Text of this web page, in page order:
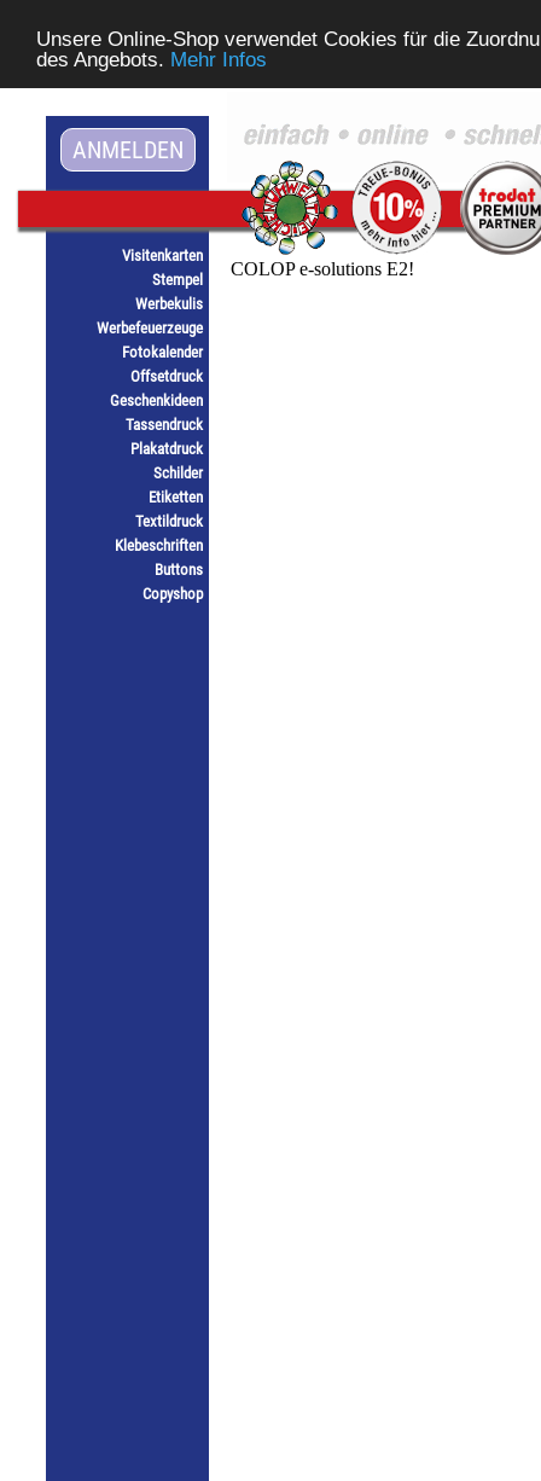
Unsere Online-Shop verwendet Cookies für die
des Angebots. Mehr Infos
ANMELDEN
Visitenkarten
Stempel
Werbekulis
Werbefeuerzeuge
Fotokalender
Offsetdruck
Geschenkideen
Tassendruck
Plakatdruck
Schilder
Etiketten
Textildruck
Klebeschriften
Buttons
Copyshop